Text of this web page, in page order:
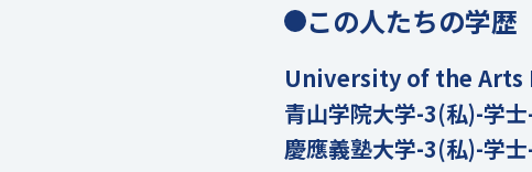
この人たちの学歴
University of the Arts
青山学院大学-3(私)-学
慶應義塾大学-3(私)-学